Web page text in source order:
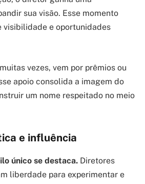
sua visão. Esse momento
visibilidade e oportunidades
vezes, vem por prêmios ou
apoio consolida a imagem do
um nome respeitado no meio
e influência
único se destaca. Diretores
liberdade para experimentar e